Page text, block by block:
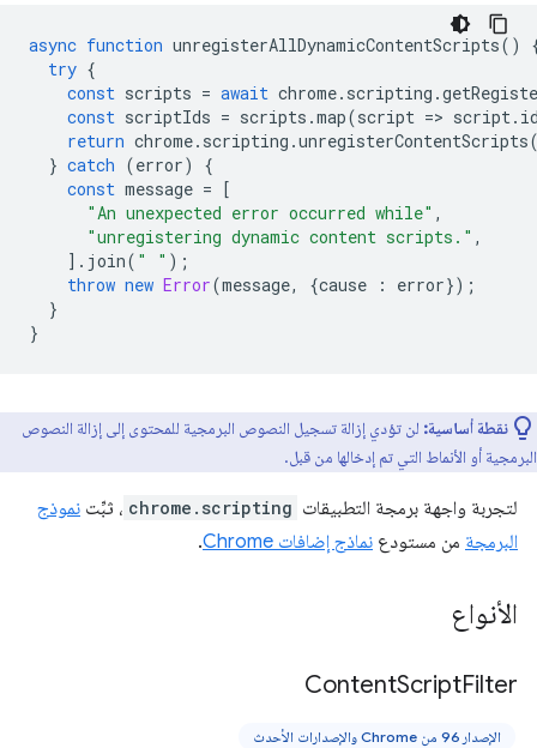
async function unregisterAllDynamicContentScripts()
try {
const scripts = await chrome. scripting .
const scriptIds = scripts .map(script => script.
return chrome. scripting .unregisterContentScripts
} catch (error)
{
const message = [
"An unexpected error occurred while" ,
"unregistering dynamic content scripts." ,
]. join( " " );
throw new Error(message, {cause : error});
}
}
نقطة أساسية: لن تؤدي إزالة تسجيل النصوص البرمجية للمحتوى إلى إزالة النصوص
البرمجية أو الأنماط التي تم إدخالها من قبل.
لتجربة واجهة برمجة التطبيقات chrome.scripting ، ثبِّت نموذج
البرمجة من مستودع نماذج إضافات Chrome .
الأنواع
ContentScriptFilter
الإصدار 96 من Chrome والإصدارات الأحدث